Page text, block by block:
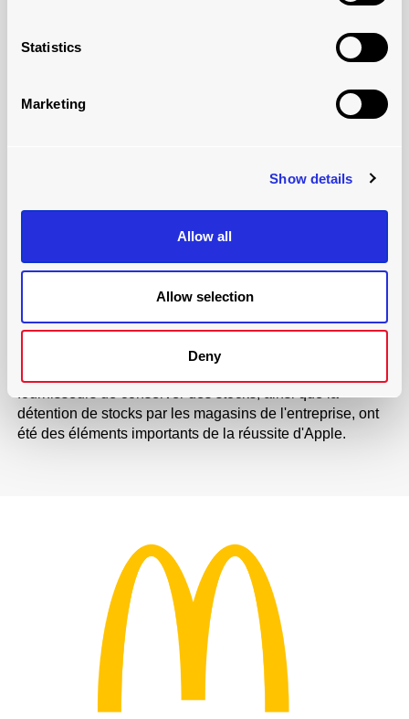
Statistics
Marketing
Show details
Allow all
Allow selection
Deny
tire le meilleur parti des principes du JIT en
JIT à son profit. L'entreprise a établi des relations
stratégiques solides avec ses fournisseurs et a fait de
L'externalisation a permis à Apple de réduire ses coûts et
d'éviter le surstockage. Une grande partie des stocks se
détention de stocks par les magasins de l'entreprise, ont
été des éléments importants de la réussite d'Apple.